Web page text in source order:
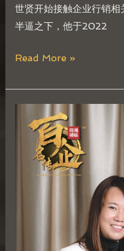
世贤开始接触企业行销
半逼之下，他于2022
Read More »
Hannah